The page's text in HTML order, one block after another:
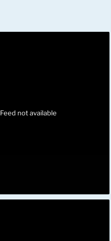
Feed not available